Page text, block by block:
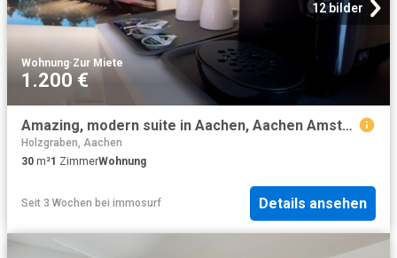
12 bilder
Wohnung·Zur Miete
1.200 €
Amazing, modern suite in Aachen, Aachen Amsterdam Apartments for Rent
Holzgraben, Aachen
30 m²1 ZimmerWohnung
Seit 3 Wochen bei immosurf Details ansehen